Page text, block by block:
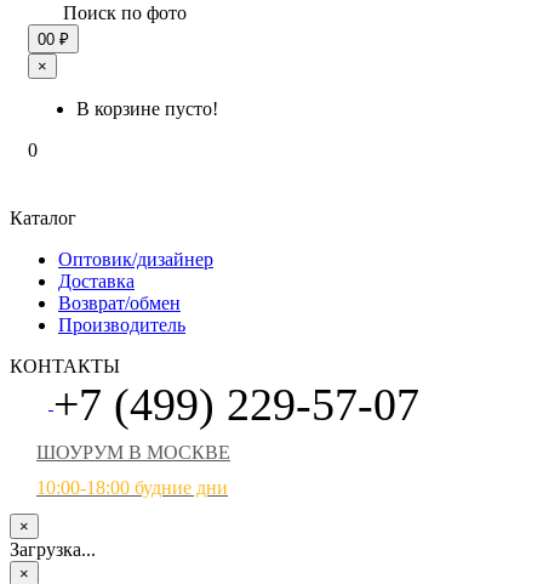
Поиск по фото
00 ₽
×
В корзине пусто!
0
Каталог
Оптовик/дизайнер
Доставка
Возврат/обмен
Производитель
КОНТАКТЫ
+7 (499) 229-57-07
ШОУРУМ В МОСКВЕ
10:00-18:00 будние дни
×
Загрузка...
×